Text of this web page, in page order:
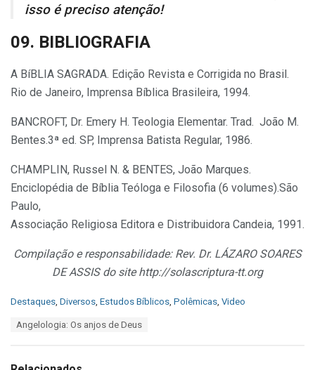
isso é preciso atenção!
09. BIBLIOGRAFIA
A BíBLIA SAGRADA. Edição Revista e Corrigida no Brasil.
Rio de Janeiro, Imprensa Bíblica Brasileira, 1994.
BANCROFT, Dr. Emery H. Teologia Elementar. Trad. João M.
Bentes.3ª ed. SP, Imprensa Batista Regular, 1986.
CHAMPLIN, Russel N. & BENTES, João Marques.
Enciclopédia de Bíblia Teóloga e Filosofia (6 volumes).São
Paulo,
Associação Religiosa Editora e Distribuidora Candeia, 1991.
Compilação e responsabilidade: Rev. Dr. LÁZARO SOARES
DE ASSIS do site http://solascriptura-tt.org
C
o
Destaques Diversos Estudos Bíblicos Polêmicas Video
Angelologia: Os anjos de Deus